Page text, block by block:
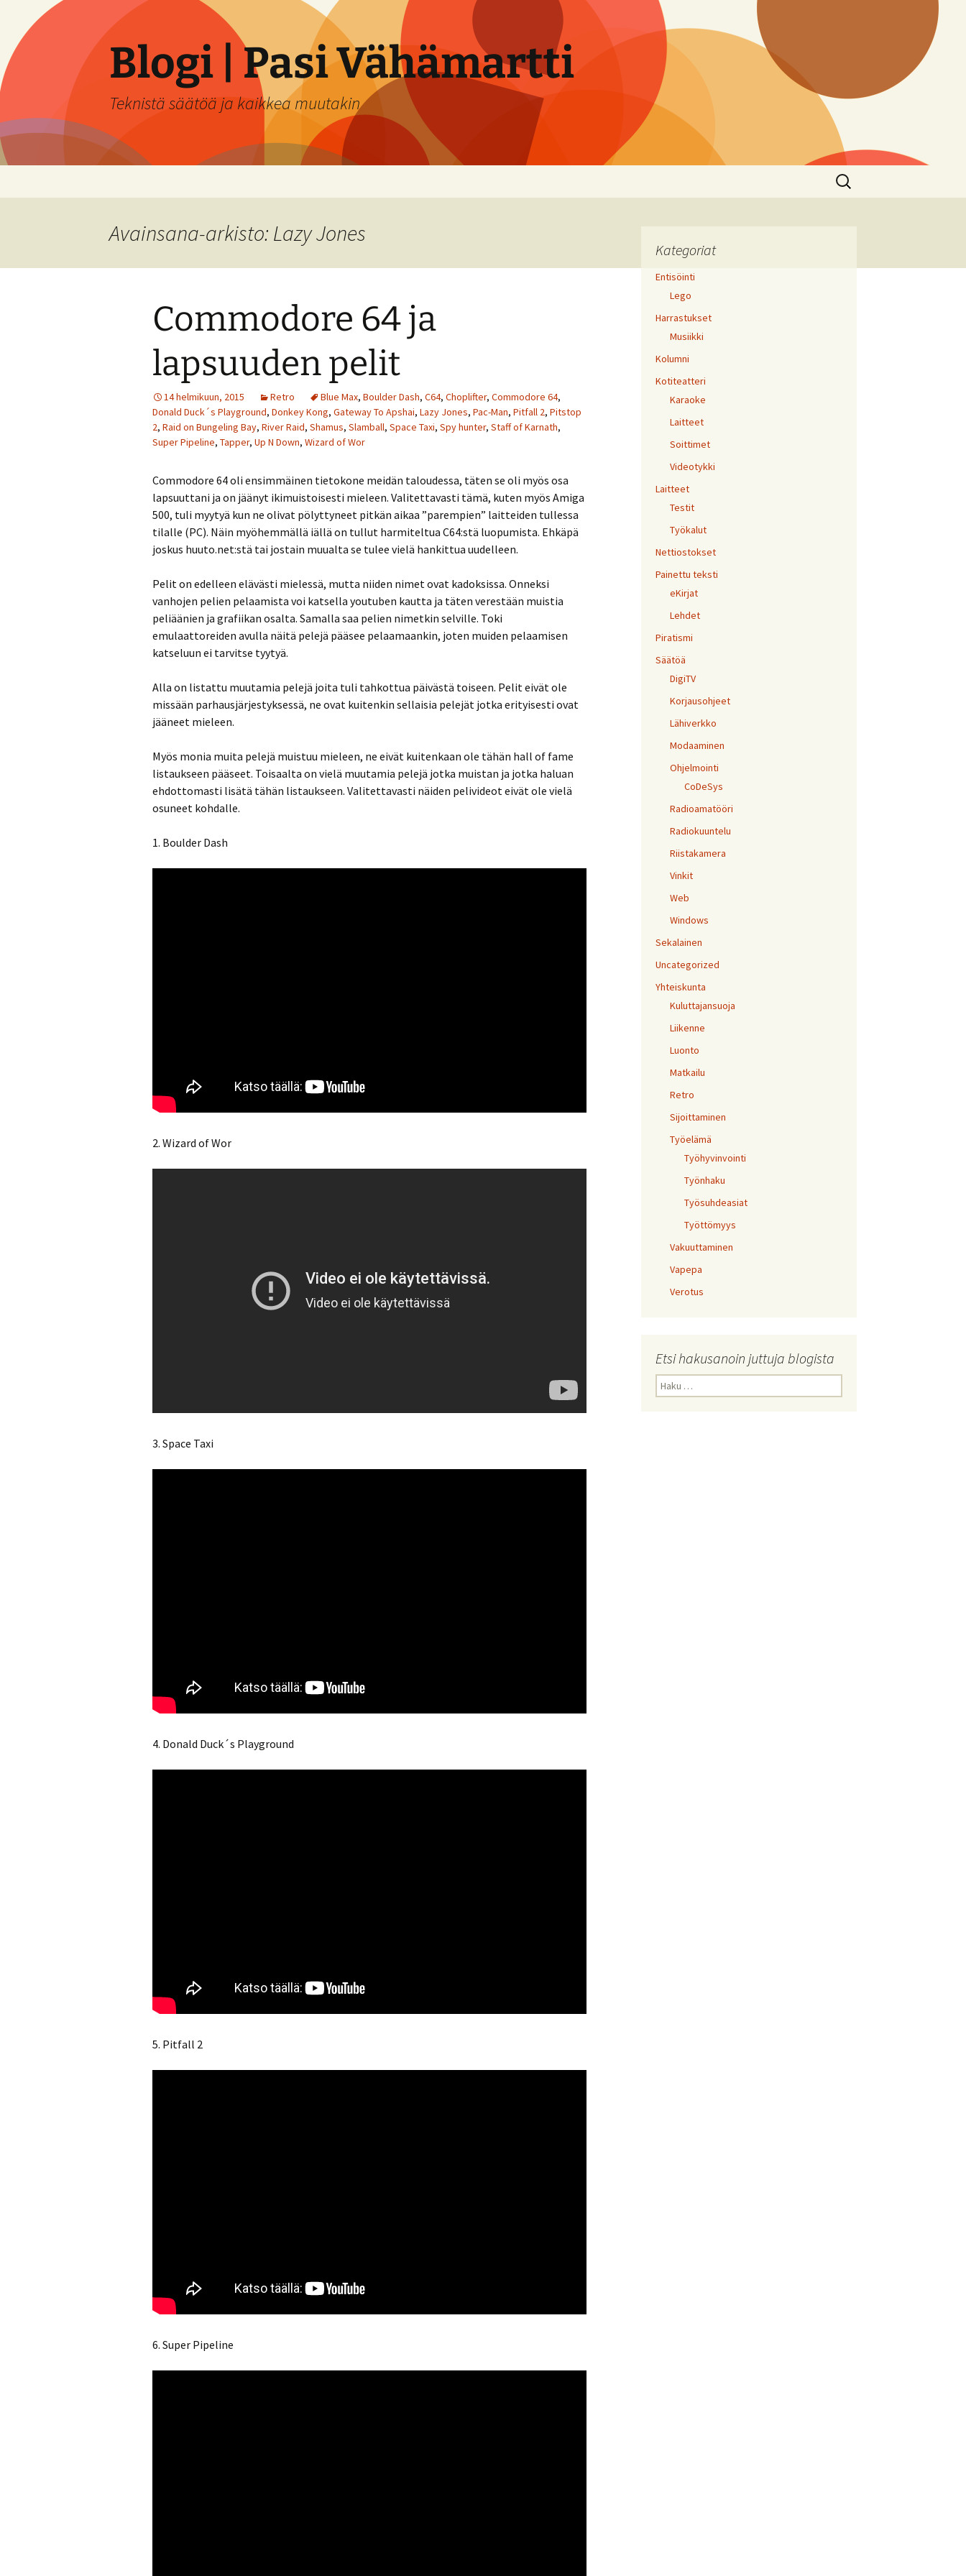
sisältöön
Blogi | Pasi Vähämartti
Teknistä säätöä ja kaikkea muutakin
Haku:
Avainsana-arkisto: Lazy Jones
Commodore 64 ja
lapsuuden pelit
14 helmikuun, 2015 Retro Blue Max, Boulder Dash, C64, Choplifter, Commodore 64,
Donald Duck´s Playground, Donkey Kong, Gateway To Apshai, Lazy Jones, Pac-Man, Pitfall 2, Pitstop
2, Raid on Bungeling Bay, River Raid, Shamus, Slamball, Space Taxi, Spy hunter, Staff of Karnath,
Super Pipeline, Tapper, Up N Down, Wizard of Wor
Commodore 64 oli ensimmäinen tietokone meidän taloudessa, täten se oli myös osa
lapsuuttani ja on jäänyt ikimuistoisesti mieleen. Valitettavasti tämä, kuten myös Amiga
500, tuli myytyä kun ne olivat pölyttyneet pitkän aikaa ”parempien” laitteiden tullessa
tilalle (PC). Näin myöhemmällä iällä on tullut harmiteltua C64:stä luopumista. Ehkäpä
joskus huuto.net:stä tai jostain muualta se tulee vielä hankittua uudelleen.
Pelit on edelleen elävästi mielessä, mutta niiden nimet ovat kadoksissa. Onneksi
vanhojen pelien pelaamista voi katsella youtuben kautta ja täten verestään muistia
peliäänien ja grafiikan osalta. Samalla saa pelien nimetkin selville. Toki
emulaattoreiden avulla näitä pelejä pääsee pelaamaankin, joten muiden pelaamisen
katseluun ei tarvitse tyytyä.
Alla on listattu muutamia pelejä joita tuli tahkottua päivästä toiseen. Pelit eivät ole
missään parhausjärjestyksessä, ne ovat kuitenkin sellaisia pelejät jotka erityisesti ovat
jääneet mieleen.
Myös monia muita pelejä muistuu mieleen, ne eivät kuitenkaan ole tähän hall of fame
listaukseen pääseet. Toisaalta on vielä muutamia pelejä jotka muistan ja jotka haluan
ehdottomasti lisätä tähän listaukseen. Valitettavasti näiden pelivideot eivät ole vielä
osuneet kohdalle.
1. Boulder Dash
2. Wizard of Wor
3. Space Taxi
4. Donald Duck´s Playground
5. Pitfall 2
6. Super Pipeline
Kategoriat
Entisöinti
Lego
Harrastukset
Musiikki
Kolumni
Kotiteatteri
Karaoke
Laitteet
Soittimet
Videotykki
Laitteet
Testit
Työkalut
Nettiostokset
Painettu teksti
eKirjat
Lehdet
Piratismi
Säätöä
DigiTV
Korjausohjeet
Lähiverkko
Modaaminen
Ohjelmointi
CoDeSys
Radioamatööri
Radiokuuntelu
Riistakamera
Vinkit
Web
Windows
Sekalainen
Uncategorized
Yhteiskunta
Kuluttajansuoja
Liikenne
Luonto
Matkailu
Retro
Sijoittaminen
Työelämä
Työhyvinvointi
Työnhaku
Työsuhdeasiat
Työttömyys
Vakuuttaminen
Vapepa
Verotus
Etsi hakusanoin juttuja blogista
Haku: